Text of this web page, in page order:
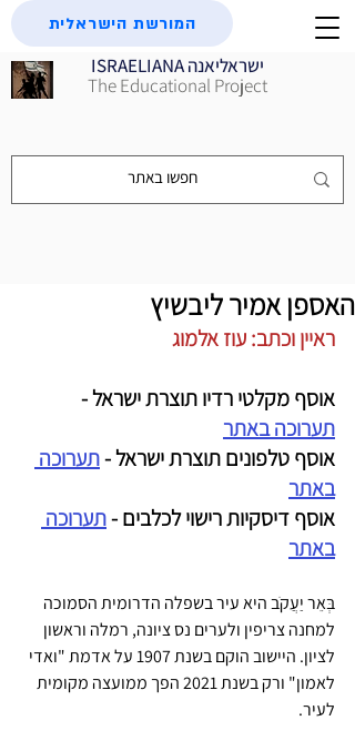
ISRAELIANA ישראליאנה
The Educational Project
המורשת הישראלית
האספן אמיר ליבשיץ
ראיין וכתב: עוז אלמוג
אוסף מקלטי רדיו תוצרת ישראל -
תערוכה באתר
אוסף טלפונים תוצרת ישראל - תערוכה
באתר
אוסף דיסקיות רישוי לכלבים - תערוכה
באתר
בְּאֵר יַעֲקֹב היא עיר בשפלה הדרומית הסמוכה
למחנה צריפין ולערים נס ציונה, רמלה וראשון
לציון. היישוב הוקם בשנת 1907 על אדמת "ואדי
לאמון" ורק בשנת 2021 הפך ממועצה מקומית
לעיר.